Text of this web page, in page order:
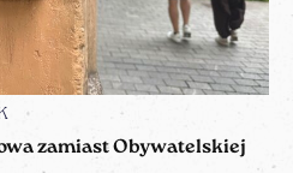
zamiast Obywatelskiej